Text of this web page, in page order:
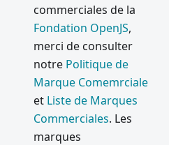
commerciales de la
Fondation OpenJS,
merci de consulter
notre Politique de
Marque Comemrciale
et Liste de Marques
Commerciales. Les
marques